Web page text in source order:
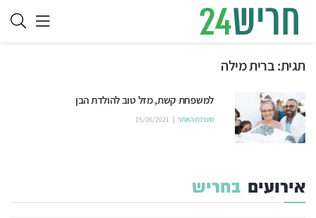
תגית:ברית מילה
למשפחת קשת, מזל טוב להולדת הבן
מערכת האתר 15/06/2021
אירועים בחריש